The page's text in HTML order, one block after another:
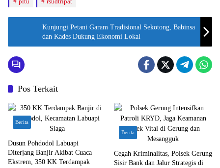
Kunjungi Petani Garam Tradisional Sekotong, Babinsa
dan Kades Dukung Ekonomi Lokal
Pos Terkait
Berita
Dusun Pohdodol Labuapi
Diterjang Banjir Akibat Cuaca
Ekstrem, 350 KK Terdampak
Berita
Cegah Kriminalitas, Polsek Gerung
Sisir Bank dan Jalur Strategis di